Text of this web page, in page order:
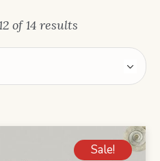
of 14 results
Sale!